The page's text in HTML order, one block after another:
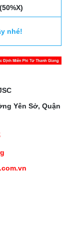
nhé!
Yên Sở, Quận